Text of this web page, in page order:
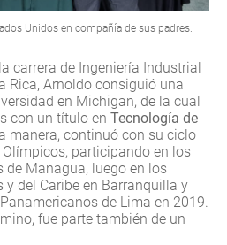
Unidos en compañía de sus padres.
carrera de Ingeniería Industrial
Rica, Arnoldo consiguió una
en Michigan, de la cual
con un título en Tecnología de
manera, continuó con su ciclo
participando en los
de Managua, luego en los
del Caribe en Barranquilla y
de Lima en 2019.
fue parte también de un